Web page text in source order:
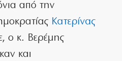
από την
Κατερίνας
ο κ. Βερέμης
και